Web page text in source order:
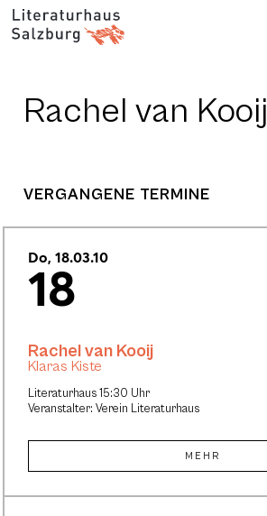
Rachel van Kooij
VERGANGENE TERMINE
Do, 18.03.10
18
Literaturhaus 15:30 Uhr
Veranstalter: Verein Literaturhaus
Rachel van Kooij
Klaras Kiste
MEHR